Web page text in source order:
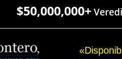
$50,000,000+